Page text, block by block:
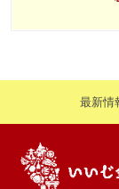
最新情